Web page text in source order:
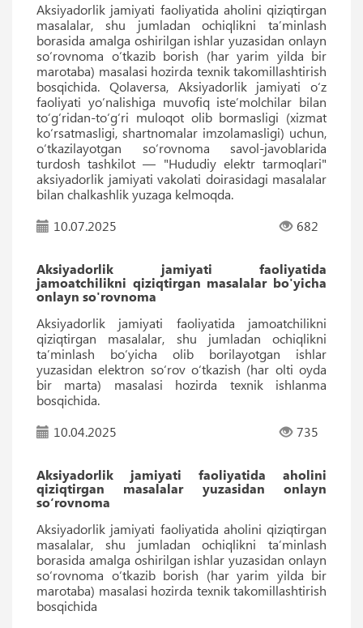
Aksiyadorlik jamiyati faoliyatida aholini qiziqtirgan
masalalar, shu jumladan ochiqlikni taʼminlash
borasida amalga oshirilgan ishlar yuzasidan onlayn
so‘rovnoma o‘tkazib borish (har yarim yilda bir
marotaba) masalasi hozirda texnik takomillashtirish
bosqichida. Qolaversa, Aksiyadorlik jamiyati o‘z
faoliyati yo‘nalishiga muvofiq isteʼmolchilar bilan
to‘g‘ridan-to‘g‘ri muloqot olib bormasligi (xizmat
ko‘rsatmasligi, shartnomalar imzolamasligi) uchun,
o‘tkazilayotgan so‘rovnoma savol-javoblarida
turdosh tashkilot — "Hududiy elektr tarmoqlari"
aksiyadorlik jamiyati vakolati doirasidagi masalalar
bilan chalkashlik yuzaga kelmoqda.
10.07.2025
682
Aksiyadorlik jamiyati faoliyatida
jamoatchilikni qiziqtirgan masalalar bo'yicha
onlayn so'rovnoma
Aksiyadorlik jamiyati faoliyatida jamoatchilikni
qiziqtirgan masalalar, shu jumladan ochiqlikni
taʼminlash bo‘yicha olib borilayotgan ishlar
yuzasidan elektron so‘rov o‘tkazish (har olti oyda
bir marta) masalasi hozirda texnik ishlanma
bosqichida.
10.04.2025
735
Aksiyadorlik jamiyati faoliyatida aholini
qiziqtirgan masalalar yuzasidan onlayn
so‘rovnoma
Aksiyadorlik jamiyati faoliyatida aholini qiziqtirgan
masalalar, shu jumladan ochiqlikni taʼminlash
borasida amalga oshirilgan ishlar yuzasidan onlayn
so‘rovnoma o‘tkazib borish (har yarim yilda bir
marotaba) masalasi hozirda texnik takomillashtirish
bosqichida